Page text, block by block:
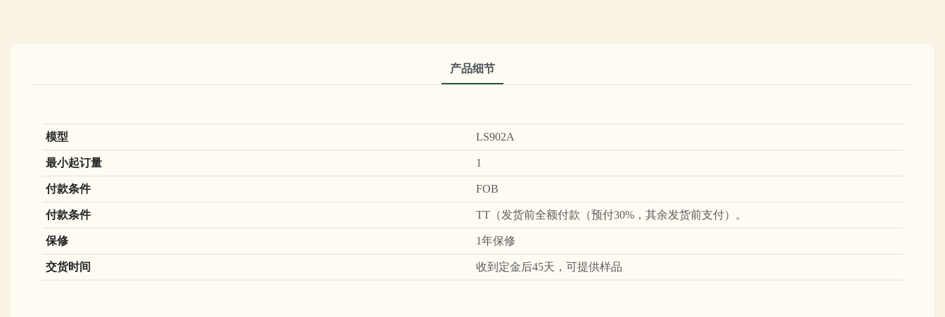
产品细节
模型
LS902A
最小起订量
1
付款条件
FOB
付款条件
TT（发货前全额付款（预付30%，其余发货前支付）。
保修
1年保修
交货时间
收到定金后45天，可提供样品